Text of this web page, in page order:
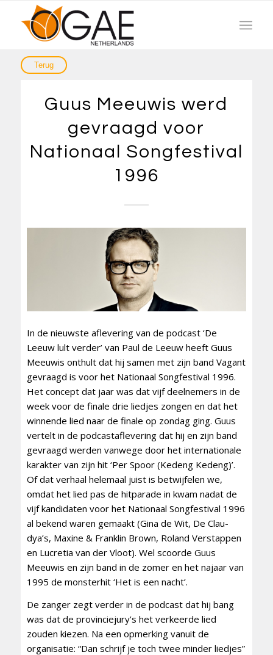
Guus Meeuwis werd
gevraagd voor
Nationaal Songfestival
1996
In de nieuwste aflevering van de podcast ‘De
Leeuw lult verder’ van Paul de Leeuw heeft Guus
Meeuwis onthult dat hij samen met zijn band Vagant
gevraagd is voor het Nationaal Songfestival 1996.
Het concept dat jaar was dat vijf deelnemers in de
week voor de finale drie liedjes zongen en dat het
winnende lied naar de finale op zondag ging. Guus
vertelt in de podcastaflevering dat hij en zijn band
gevraagd werden vanwege door het internationale
karakter van zijn hit ‘Per Spoor (Kedeng Kedeng)’.
Of dat verhaal helemaal juist is betwijfelen we,
omdat het lied pas de hitparade in kwam nadat de
vijf kandidaten voor het Nationaal Songfestival 1996
al bekend waren gemaakt (Gina de Wit, De Clau-
dya’s, Maxine & Franklin Brown, Roland Verstappen
en Lucretia van der Vloot). Wel scoorde Guus
Meeuwis en zijn band in de zomer en het najaar van
1995 de monsterhit ‘Het is een nacht’.
De zanger zegt verder in de podcast dat hij bang
was dat de provinciejury’s het verkeerde lied
zouden kiezen. Na een opmerking vanuit de
organisatie: “Dan schrijf je toch twee minder liedjes”